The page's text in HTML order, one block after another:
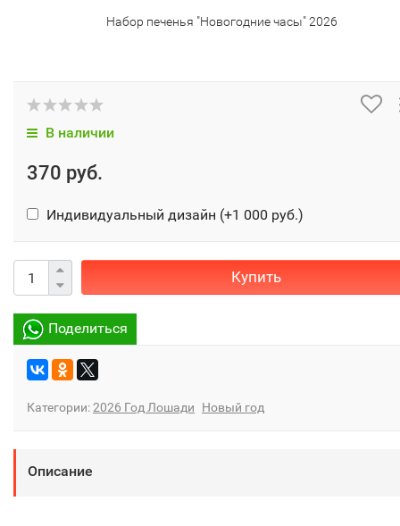
Набор печенья "Новогодние часы" 2026
В наличии
370 руб.
Индивидуальный дизайн (+1 000 руб.)
Купить
Поделиться
Категории:2026 Год Лошади Новый год
Описание